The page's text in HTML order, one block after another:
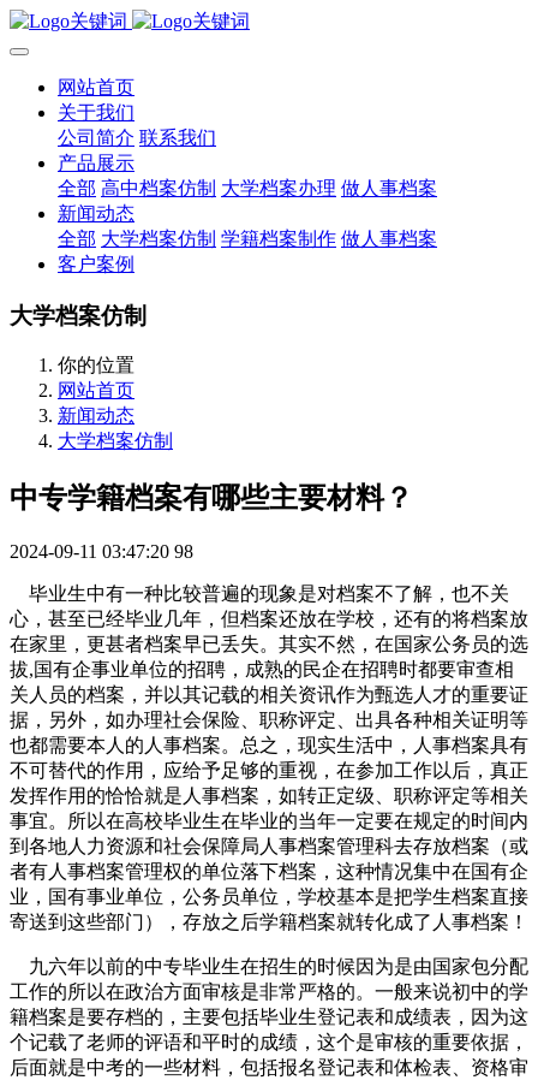
网站首页
关于我们
公司简介 联系我们
产品展示
全部 高中档案仿制 大学档案办理 做人事档案
新闻动态
全部 大学档案仿制 学籍档案制作 做人事档案
客户案例
大学档案仿制
你的位置
网站首页
新闻动态
大学档案仿制
中专学籍档案有哪些主要材料？
2024-09-11 03:47:20 98
毕业生中有一种比较普遍的现象是对档案不了解，也不关
心，甚至已经毕业几年，但档案还放在学校，还有的将档案放
在家里，更甚者档案早已丢失。其实不然，在国家公务员的选
拔,国有企事业单位的招聘，成熟的民企在招聘时都要审查相
关人员的档案，并以其记载的相关资讯作为甄选人才的重要证
据，另外，如办理社会保险、职称评定、出具各种相关证明等
也都需要本人的人事档案。总之，现实生活中，人事档案具有
不可替代的作用，应给予足够的重视，在参加工作以后，真正
发挥作用的恰恰就是人事档案，如转正定级、职称评定等相关
事宜。所以在高校毕业生在毕业的当年一定要在规定的时间内
到各地人力资源和社会保障局人事档案管理科去存放档案（或
者有人事档案管理权的单位落下档案，这种情况集中在国有企
业，国有事业单位，公务员单位，学校基本是把学生档案直接
寄送到这些部门），存放之后学籍档案就转化成了人事档案！
九六年以前的中专毕业生在招生的时候因为是由国家包分配
工作的所以在政治方面审核是非常严格的。一般来说初中的学
籍档案是要存档的，主要包括毕业生登记表和成绩表，因为这
个记载了老师的评语和平时的成绩，这个是审核的重要依据，
后面就是中考的一些材料，包括报名登记表和体检表、资格审